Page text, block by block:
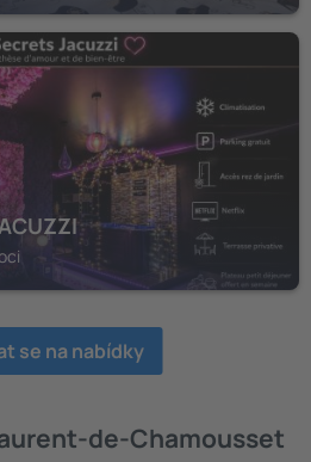
se na nabídky
de-Chamousset